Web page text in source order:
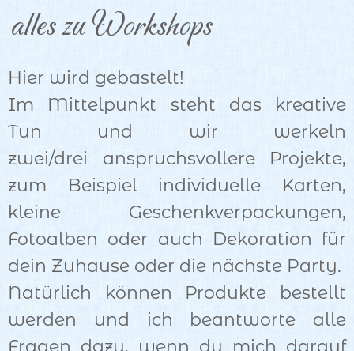
alles zu Workshops
Hier wird gebastelt!
Im Mittelpunkt steht das kreative
Tun und wir werkeln
zwei/drei anspruchsvollere Projekte,
zum Beispiel individuelle Karten,
kleine Geschenkverpackungen,
Fotoalben oder auch Dekoration für
dein Zuhause oder die nächste Party.
Natürlich können Produkte bestellt
werden und ich beantworte alle
Fragen dazu, wenn du mich darauf